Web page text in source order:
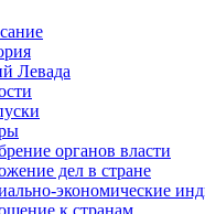
Левада
органов власти
дел в стране
экономические
к странам